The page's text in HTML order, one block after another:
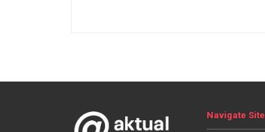
Navigate Site